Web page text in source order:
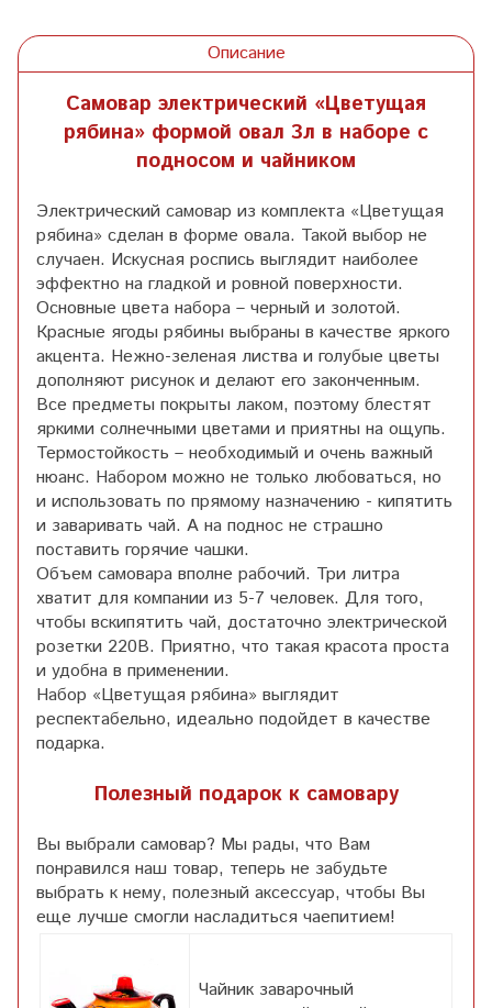
Описание
Самовар электрический «Цветущая
рябина» формой овал 3л в наборе с
подносом и чайником
Электрический самовар из комплекта «Цветущая
рябина» сделан в форме овала. Такой выбор не
случаен. Искусная роспись выглядит наиболее
эффектно на гладкой и ровной поверхности.
Основные цвета набора – черный и золотой.
Красные ягоды рябины выбраны в качестве яркого
акцента. Нежно-зеленая листва и голубые цветы
дополняют рисунок и делают его законченным.
Все предметы покрыты лаком, поэтому блестят
яркими солнечными цветами и приятны на ощупь.
Термостойкость – необходимый и очень важный
нюанс. Набором можно не только любоваться, но
и использовать по прямому назначению - кипятить
и заваривать чай. А на поднос не страшно
поставить горячие чашки.
Объем самовара вполне рабочий. Три литра
хватит для компании из 5-7 человек. Для того,
чтобы вскипятить чай, достаточно электрической
розетки 220В. Приятно, что такая красота проста
и удобна в применении.
Набор «Цветущая рябина» выглядит
респектабельно, идеально подойдет в качестве
подарка.
Полезный подарок к самовару
Вы выбрали самовар? Мы рады, что Вам
понравился наш товар, теперь не забудьте
выбрать к нему, полезный аксессуар, чтобы Вы
еще лучше смогли насладиться чаепитием!
Чайник заварочный